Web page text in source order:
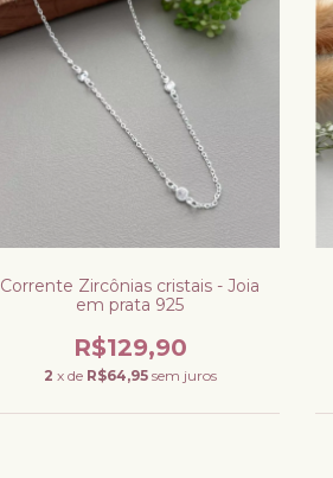
Corrente Zircônias cristais - Joia
em prata 925
R$129,90
2 x de R$64,95 sem juros